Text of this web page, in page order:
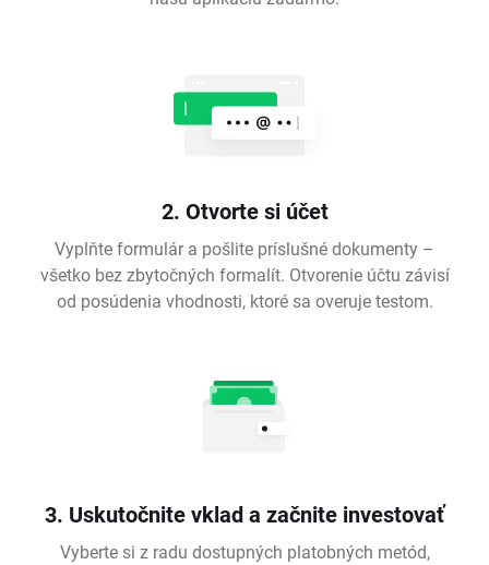
2. Otvorte si účet
Vyplňte formulár a pošlite príslušné dokumenty –
všetko bez zbytočných formalít. Otvorenie účtu závisí
od posúdenia vhodnosti, ktoré sa overuje testom.
3. Uskutočnite vklad a začnite investovať
Vyberte si z radu dostupných platobných metód,